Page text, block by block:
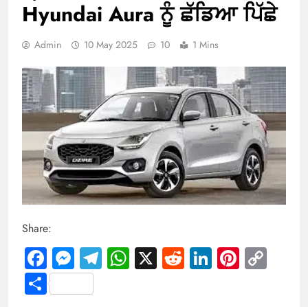
Hyundai Aura ਨੂੰ ਛੱਡਿਆ ਪਿੱਛੇ
Admin 10 May 2025 10 1 Mins
Share:
Facebook
Messenger
Telegram
WhatsApp
X RedditLinkedIn
Share